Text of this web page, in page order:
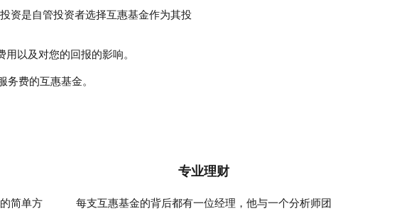
资是自管投资者选择互惠基金作为其投
以及对您的回报的影响。
费的互惠基金。
简单方
专业理财
每支互惠基金的背后都有一位经理，他与一个分析师团